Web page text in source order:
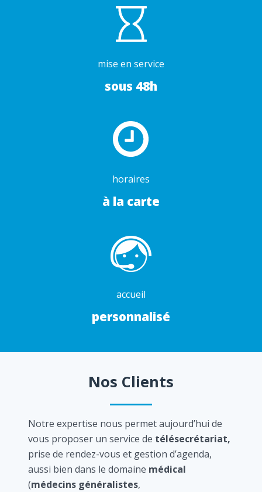
mise en service
sous 48h
horaires
à la carte
accueil
personnalisé
Nos Clients
Notre expertise nous permet aujourd’hui de
vous proposer un service de télésecrétariat,
prise de rendez-vous et gestion d’agenda,
aussi bien dans le domaine médical
(médecins généralistes,